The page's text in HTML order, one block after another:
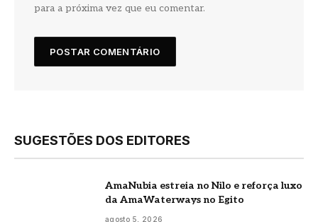
para a próxima vez que eu comentar.
SUGESTÕES DOS EDITORES
AmaNubia estreia no Nilo e reforça luxo
da AmaWaterways no Egito
agosto 5, 2026